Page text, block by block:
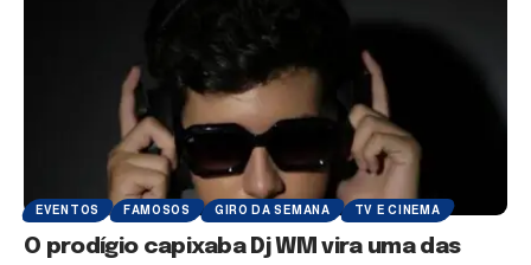
EVENTOS FAMOSOS GIRO DA SEMANA TV E CINEMA
O prodígio capixaba Dj WM vira uma das